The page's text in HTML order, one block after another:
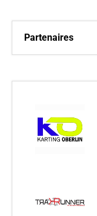
Partenaires